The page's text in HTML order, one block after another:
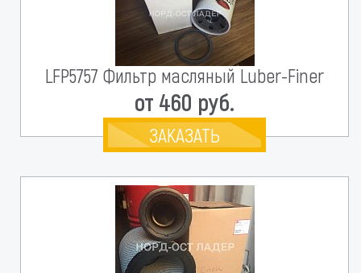
LFP5757 Фильтр масляный Luber-Finer
от 460 руб.
ЗАКАЗАТЬ